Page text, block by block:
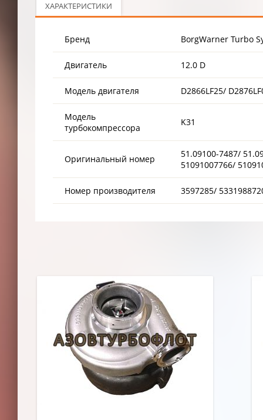
ХАРАКТЕРИСТИКИ
Бренд BorgWarner Turbo
Двигатель 12.0 D
Модель двигателя D2866LF25/
Модель
турбокомпрессора
K31
Оригинальный номер
51.09100-7487/
51091007766/
Номер производителя 3597285/